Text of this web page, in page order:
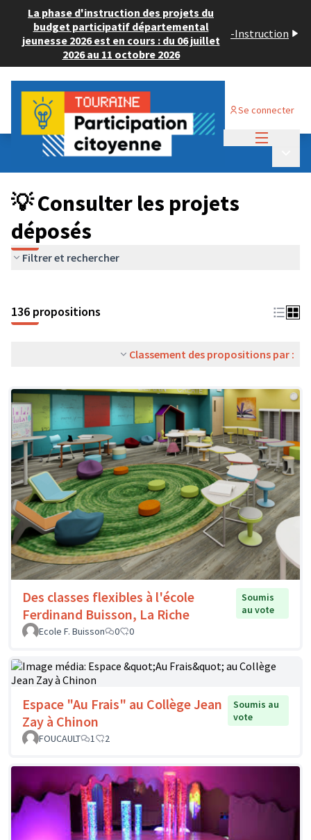
La phase d'instruction des projets du
budget participatif départemental
jeunesse 2026 est en cours : du 06 juillet
2026 au 11 octobre 2026
-Instruction
Se connecter
Budget Participatif JEUNESSE 2024
💡 Consulter les projets déposés
💡 Consulter les projets
déposés
Filtrer et rechercher
136 propositions
Classement des propositions par :
Des classes flexibles à l'école
Ferdinand Buisson, La Riche
Soumis
au vote
Ecole F. Buisson
0 0
Espace "Au Frais" au Collège Jean
Zay à Chinon
Soumis au
vote
FOUCAULT
1 2